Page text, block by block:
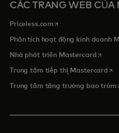
CÁC TRANG WEB CỦA
Priceless.com opens in a new tab
Phân tích hoạt động kinh doanh
Nhà phát triển Mastercardopens
Trung tâm tiếp thị Mastercard
Trung tâm tăng trưởng bao trùm